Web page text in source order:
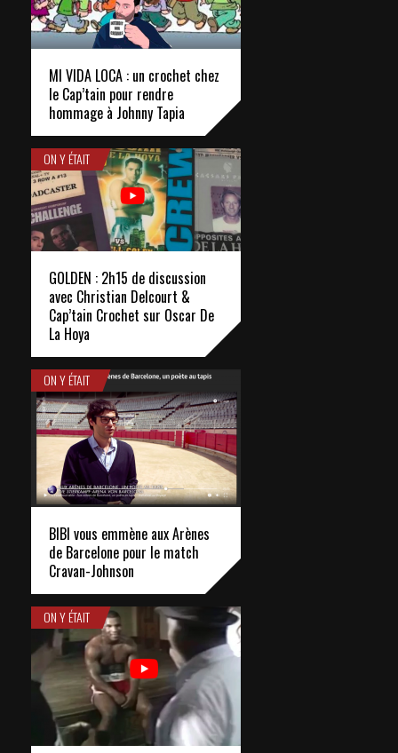
MI VIDA LOCA : un crochet chez
le Cap’tain pour rendre
hommage à Johnny Tapia
ON Y ÉTAIT
GOLDEN : 2h15 de discussion
avec Christian Delcourt &
Cap’tain Crochet sur Oscar De
La Hoya
ON Y ÉTAIT
BIBI vous emmène aux Arènes
de Barcelone pour le match
Cravan-Johnson
ON Y ÉTAIT